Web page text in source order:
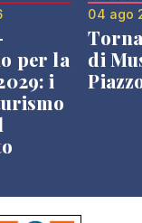
per la
i
04 ago
di